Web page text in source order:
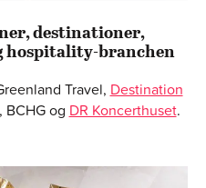
destinationer,
hospitality-branchen
Travel, Destination
BCHG og DR Koncerthuset.